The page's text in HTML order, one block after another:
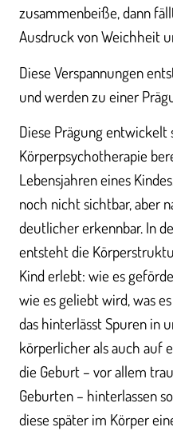
zusammenbeiße, dann
Ausdruck von Weichheit
Diese Verspannungen
und werden zu einer
Diese Prägung
Körperpsychotherapie
Lebensjahren eines
noch nicht sichtbar, aber
deutlicher erkennbar. In
entsteht die
Kind erlebt: wie es
wie es geliebt wird, was
das hinterlässt Spuren in
körperlicher als auch auf
die Geburt – vor allem
Geburten – hinterlassen
diese später im Körper